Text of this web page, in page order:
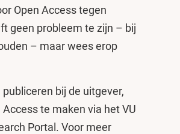
Open Access tegen
geen probleem te zijn – bij
– maar wees erop
bij de uitgever,
te maken via het VU
Portal. Voor meer